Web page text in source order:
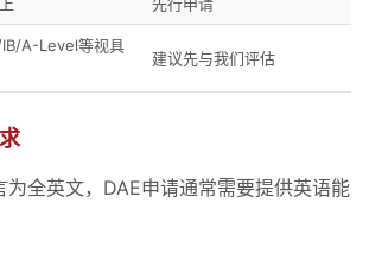
IB/A-Level等视具
建议先与我们评估
全英文，DAE申请通常需要提供英语能